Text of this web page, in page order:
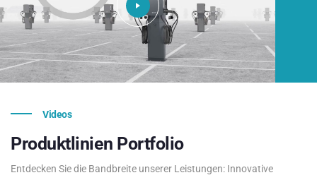
Videos
Produktlinien Portfolio
Entdecken Sie die Bandbreite unserer Leistungen: Innovative